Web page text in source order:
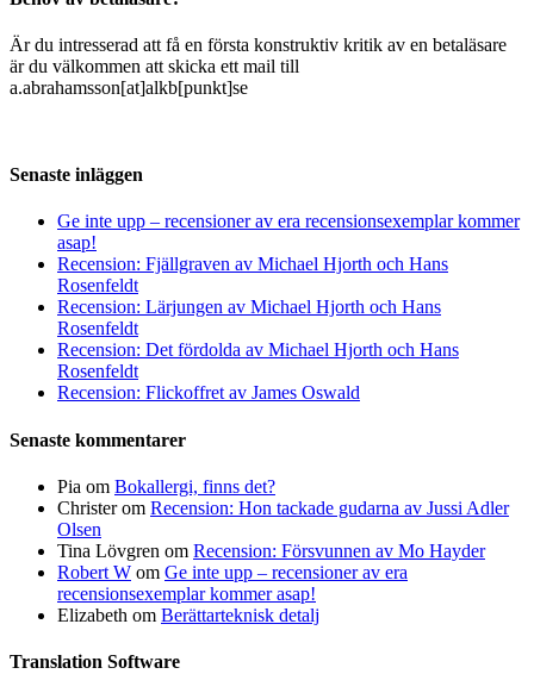
Är du intresserad att få en första konstruktiv kritik av en betaläsare
är du välkommen att skicka ett mail till
a.abrahamsson[at]alkb[punkt]se
Senaste inläggen
Ge inte upp – recensioner av era recensionsexemplar kommer
asap!
Recension: Fjällgraven av Michael Hjorth och Hans
Rosenfeldt
Recension: Lärjungen av Michael Hjorth och Hans
Rosenfeldt
Recension: Det fördolda av Michael Hjorth och Hans
Rosenfeldt
Recension: Flickoffret av James Oswald
Senaste kommentarer
Pia om Bokallergi, finns det?
Christerom Recension: Hon tackade gudarna av Jussi Adler
Olsen
Tina Lövgren om Recension: Försvunnen av Mo Hayder
Robert W om Ge inte upp – recensioner av era
recensionsexemplar kommer asap!
Elizabeth om Berättarteknisk detalj
Translation Software